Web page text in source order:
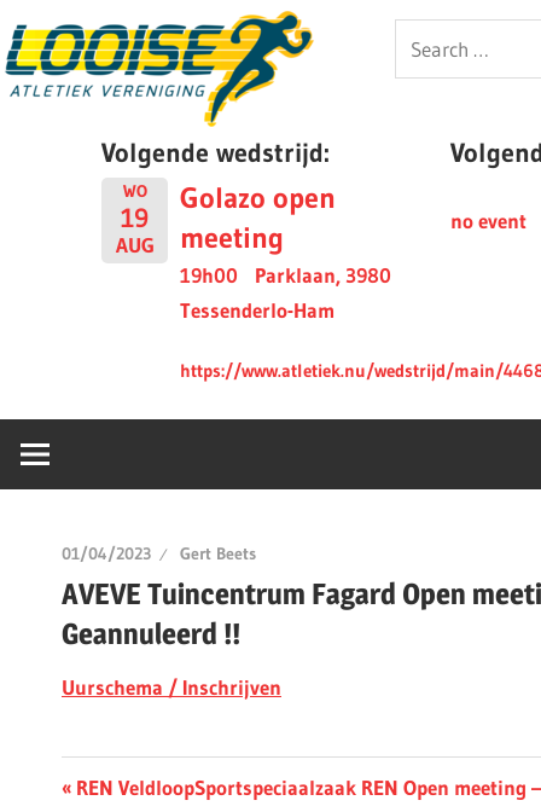
to
content
Looise
Search
for:
Volgende wedstrijd:
WO
19
AUG
Golazo open
meeting
19h00
Parklaan, 3980
Tessenderlo-Ham
https://www.atletiek.nu/wedstrijd/main/
no event
01/04/2023 Gert Beets
AVEVE Tuincentrum Fagard Open
Geannuleerd !!
Uurschema / Inschrijven
Berichtnavigatie
Previous
REN VeldloopNext
Sportspeciaalzaak REN Open meeting